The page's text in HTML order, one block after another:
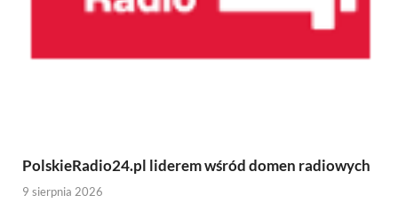
PolskieRadio24.pl liderem wśród domen radiowych
9 sierpnia 2026